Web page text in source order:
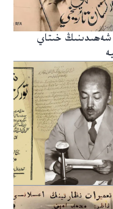
(57) : بۇرھان شەھىدىنىڭ خىتاي